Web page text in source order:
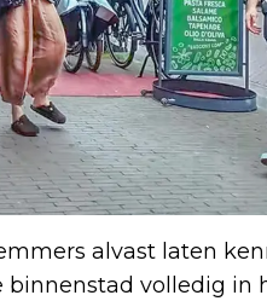
alvast laten
binnenstad volledig in